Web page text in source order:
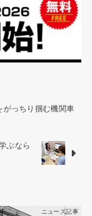
がっちり掴む機関車
ぶなら
ニュース記事